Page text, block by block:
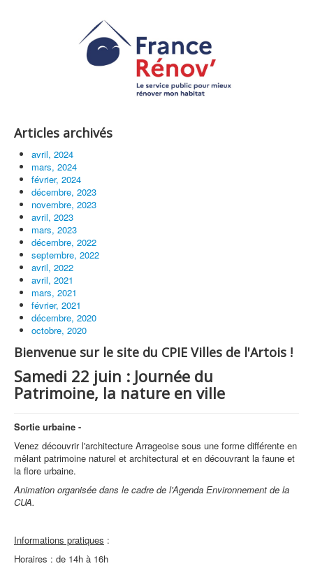
Articles archivés
avril, 2024
mars, 2024
février, 2024
décembre, 2023
novembre, 2023
avril, 2023
mars, 2023
décembre, 2022
septembre, 2022
avril, 2022
avril, 2021
mars, 2021
février, 2021
décembre, 2020
octobre, 2020
Bienvenue sur le site du CPIE Villes de l'Artois !
Samedi 22 juin : Journée du
Patrimoine, la nature en ville
Sortie urbaine -
Venez découvrir l'architecture Arrageoise sous une forme différente en
mêlant patrimoine naturel et architectural et en découvrant la faune et
la flore urbaine.
Animation organisée dans le cadre de l'Agenda Environnement de la
CUA.
Informations pratiques :
Horaires : de 14h à 16h